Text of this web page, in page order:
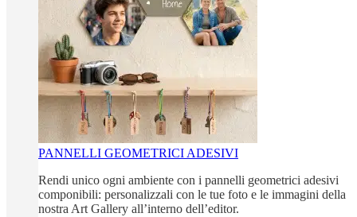
PANNELLI GEOMETRICI ADESIVI
Rendi unico ogni ambiente con i pannelli geometrici adesivi
componibili: personalizzali con le tue foto e le immagini della
nostra Art Gallery all’interno dell’editor.